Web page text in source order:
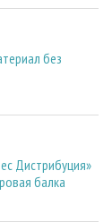
без
Дистрибуция»
балка